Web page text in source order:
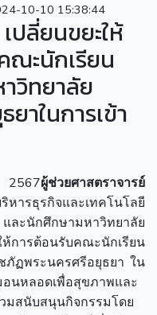
10-10 15:38:44
ปลี่ยนขยะให้
ณะนักเรียน
วิทยาลัย
าในการเข้า
ผู้ช่วยศาสตราจารย์
ารธุรกิจและเทคโนโลยี
ละนักศึกษามหาวิทยาลัย
การต้อนรับคณะนักเรียน
ภัฏพระนครศรีอยุธยา ใน
นหลอดเพื่อสุขภาพและ
มสนับสนุนกิจกรรมโดย